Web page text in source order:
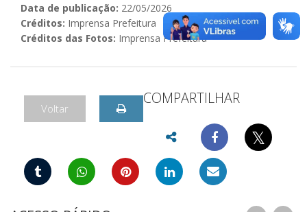
Data de publicação: 22/05/2026
Créditos: Imprensa Prefeitura
Créditos das Fotos: Imprensa Prefeitura
Voltar
COMPARTILHAR
𝕏